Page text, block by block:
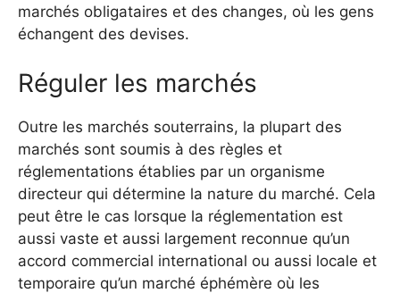
marchés obligataires et des changes, où les gens
échangent des devises.
Réguler les marchés
Outre les marchés souterrains, la plupart des
marchés sont soumis à des règles et
réglementations établies par un organisme
directeur qui détermine la nature du marché. Cela
peut être le cas lorsque la réglementation est
aussi vaste et aussi largement reconnue qu’un
accord commercial international ou aussi locale et
temporaire qu’un marché éphémère où les